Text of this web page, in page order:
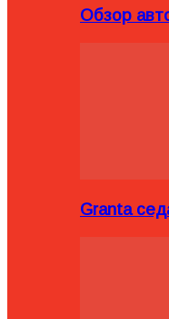
Обзор
Granta